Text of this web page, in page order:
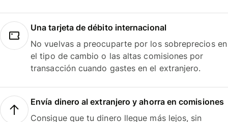
Una tarjeta de débito internacional
No vuelvas a preocuparte por los sobreprecios en
el tipo de cambio o las altas comisiones por
transacción cuando gastes en el extranjero.
Envía dinero al extranjero y ahorra en comisiones
Consigue que tu dinero llegue más lejos, sin